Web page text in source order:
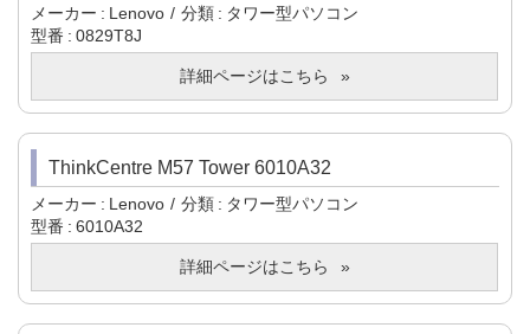
メーカー Lenovo 分類
タワー型パソコン
型番
0829T8J
詳細ページはこちら
ThinkCentre M57 Tower 6010A32
メーカー Lenovo 分類
タワー型パソコン
型番
6010A32
詳細ページはこちら